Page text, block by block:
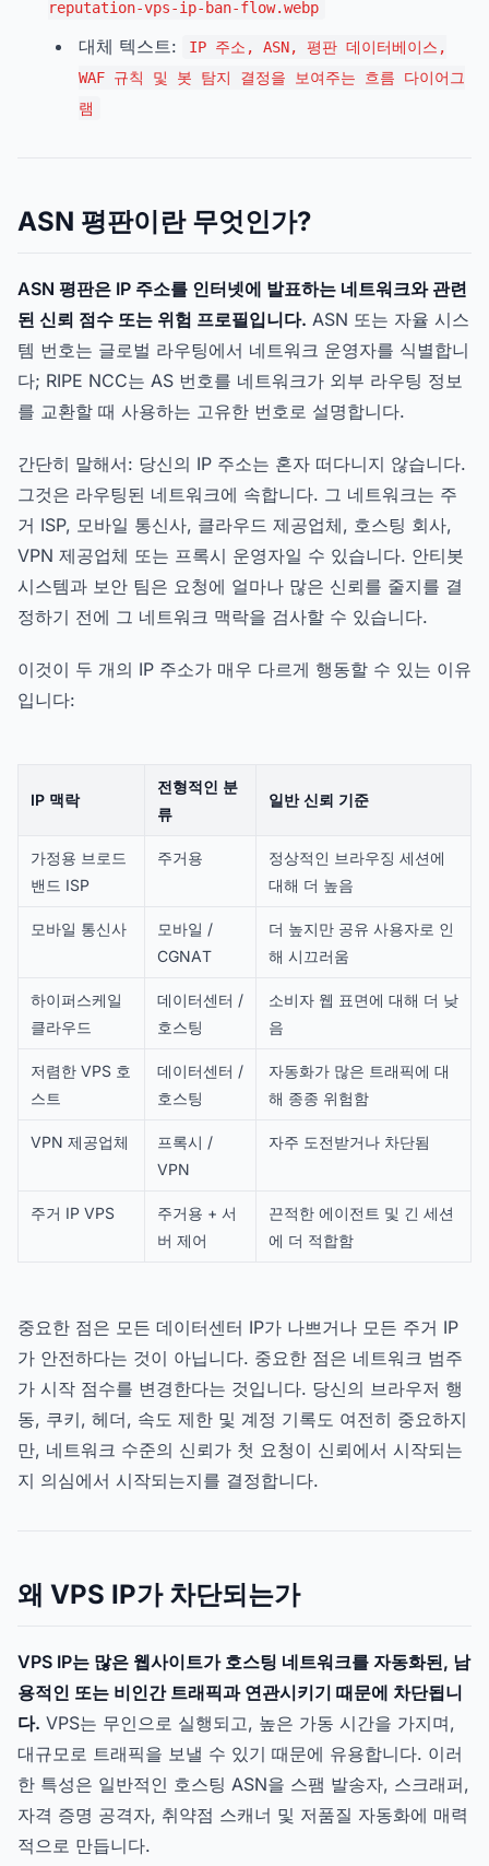
reputation-vps-ip-ban-flow.webp
대체 텍스트:
IP 주소, ASN, 평판 데이터베이스,
WAF 규칙 및 봇 탐지 결정을 보여주는 흐름 다이어그
램
ASN 평판이란 무엇인가?
ASN 평판은 IP 주소를 인터넷에 발표하는 네트워크와 관련
된 신뢰 점수 또는 위험 프로필입니다. ASN 또는 자율 시스
템 번호는 글로벌 라우팅에서 네트워크 운영자를 식별합니
다; RIPE NCC는 AS 번호를 네트워크가 외부 라우팅 정보
를 교환할 때 사용하는 고유한 번호로 설명합니다.
간단히 말해서: 당신의 IP 주소는 혼자 떠다니지 않습니다.
그것은 라우팅된 네트워크에 속합니다. 그 네트워크는 주
거 ISP, 모바일 통신사, 클라우드 제공업체, 호스팅 회사,
VPN 제공업체 또는 프록시 운영자일 수 있습니다. 안티봇
시스템과 보안 팀은 요청에 얼마나 많은 신뢰를 줄지를 결
정하기 전에 그 네트워크 맥락을 검사할 수 있습니다.
이것이 두 개의 IP 주소가 매우 다르게 행동할 수 있는 이유
입니다:
IP 맥락
전형적인 분
류
일반 신뢰 기준
가정용 브로드
밴드 ISP
주거용
정상적인 브라우징 세션에
대해 더 높음
모바일 통신사
모바일 /
CGNAT
더 높지만 공유 사용자로 인
해 시끄러움
하이퍼스케일
클라우드
데이터센터 /
호스팅
소비자 웹 표면에 대해 더 낮
음
저렴한 VPS 호
스트
데이터센터 /
호스팅
자동화가 많은 트래픽에 대
해 종종 위험함
VPN 제공업체
프록시 /
VPN
자주 도전받거나 차단됨
주거 IP VPS
주거용 + 서
버 제어
끈적한 에이전트 및 긴 세션
에 더 적합함
중요한 점은 모든 데이터센터 IP가 나쁘거나 모든 주거 IP
가 안전하다는 것이 아닙니다. 중요한 점은 네트워크 범주
가 시작 점수를 변경한다는 것입니다. 당신의 브라우저 행
동, 쿠키, 헤더, 속도 제한 및 계정 기록도 여전히 중요하지
만, 네트워크 수준의 신뢰가 첫 요청이 신뢰에서 시작되는
지 의심에서 시작되는지를 결정합니다.
왜 VPS IP가 차단되는가
VPS IP는 많은 웹사이트가 호스팅 네트워크를 자동화된, 남
용적인 또는 비인간 트래픽과 연관시키기 때문에 차단됩니
다. VPS는 무인으로 실행되고, 높은 가동 시간을 가지며,
대규모로 트래픽을 보낼 수 있기 때문에 유용합니다. 이러
한 특성은 일반적인 호스팅 ASN을 스팸 발송자, 스크래퍼,
자격 증명 공격자, 취약점 스캐너 및 저품질 자동화에 매력
적으로 만듭니다.